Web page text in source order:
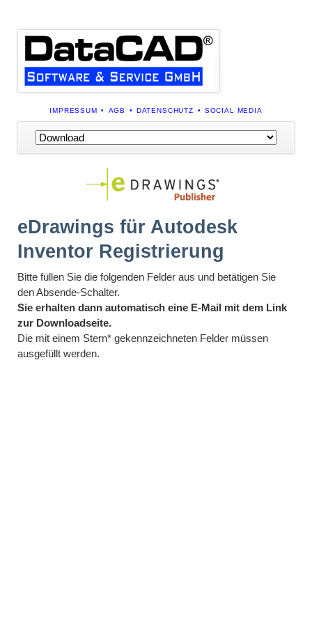
NAVIGATION
ÜBERSPRINGEN
IMPRESSUM AGB DATENSCHUTZ SOCIAL MEDIA
Navigation
überspringen
eDrawings für Autodesk
Inventor Registrierung
Bitte füllen Sie die folgenden Felder aus und betätigen Sie
den Absende-Schalter.
Sie erhalten dann automatisch eine E-Mail mit dem Link
zur Downloadseite.
Die mit einem Stern* gekennzeichneten Felder müssen
ausgefüllt werden.